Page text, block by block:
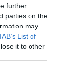
further
parties on the
may
IAB’s List of
it to other